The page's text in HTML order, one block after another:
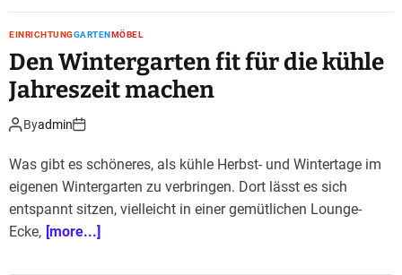
EINRICHTUNGGARTENMÖBEL
Den Wintergarten fit für die kühle
Jahreszeit machen
Byadmin
Was gibt es schöneres, als kühle Herbst- und Wintertage im
eigenen Wintergarten zu verbringen. Dort lässt es sich
entspannt sitzen, vielleicht in einer gemütlichen Lounge-
Ecke, [more...]